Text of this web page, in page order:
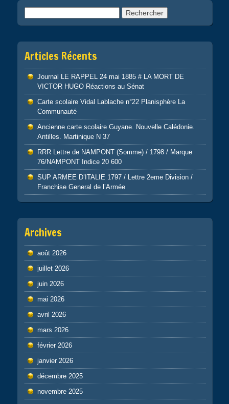
Articles Récents
Journal LE RAPPEL 24 mai 1885 # LA MORT DE
VICTOR HUGO Réactions au Sénat
Carte scolaire Vidal Lablache n°22 Planisphère La
Communauté
Ancienne carte scolaire Guyane. Nouvelle Calédonie.
Antilles. Martinique N 37
RRR Lettre de NAMPONT (Somme) / 1798 / Marque
76/NAMPONT Indice 20 600
SUP ARMEE D’ITALIE 1797 / Lettre 2eme Division /
Franchise General de l’Armée
Archives
août 2026
juillet 2026
juin 2026
mai 2026
avril 2026
mars 2026
février 2026
janvier 2026
décembre 2025
novembre 2025